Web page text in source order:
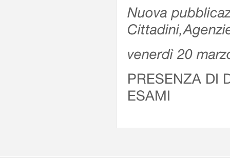
Nuova
venerdì 20
PRESENZA DI
ESAMI